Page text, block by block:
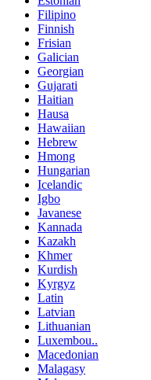
Filipino
Finnish
Frisian
Galician
Georgian
Gujarati
Haitian
Hausa
Hawaiian
Hebrew
Hmong
Hungarian
Icelandic
Igbo
Javanese
Kannada
Kazakh
Khmer
Kurdish
Kyrgyz
Latin
Latvian
Lithuanian
Luxembou..
Macedonian
Malagasy